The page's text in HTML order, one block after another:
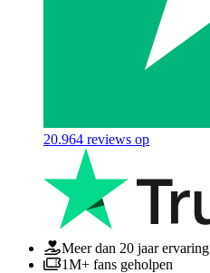
20.964 reviews op
Meer dan 20 jaar ervaring
1M+ fans geholpen